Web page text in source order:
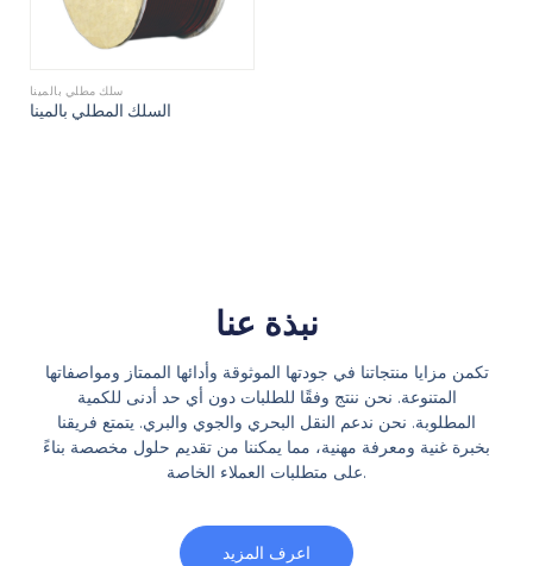
سلك مطلي بالمينا
السلك المطلي بالمينا
نبذة عنا
تكمن مزايا منتجاتنا في جودتها الموثوقة وأدائها الممتاز ومواصفاتها
المتنوعة. نحن ننتج وفقًا للطلبات دون أي حد أدنى للكمية
المطلوبة. نحن ندعم النقل البحري والجوي والبري. يتمتع فريقنا
بخبرة غنية ومعرفة مهنية، مما يمكننا من تقديم حلول مخصصة بناءً
على متطلبات العملاء الخاصة.
اعرف المزيد